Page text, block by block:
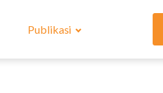
Publikasi